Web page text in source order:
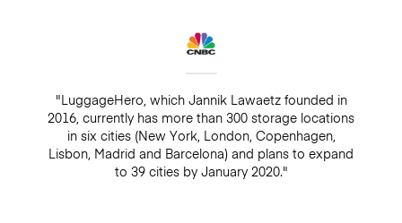
"LuggageHero, which Jannik Lawaetz founded in
2016, currently has more than 300 storage locations
in six cities (New York, London, Copenhagen,
Lisbon, Madrid and Barcelona) and plans to expand
to 39 cities by January 2020."